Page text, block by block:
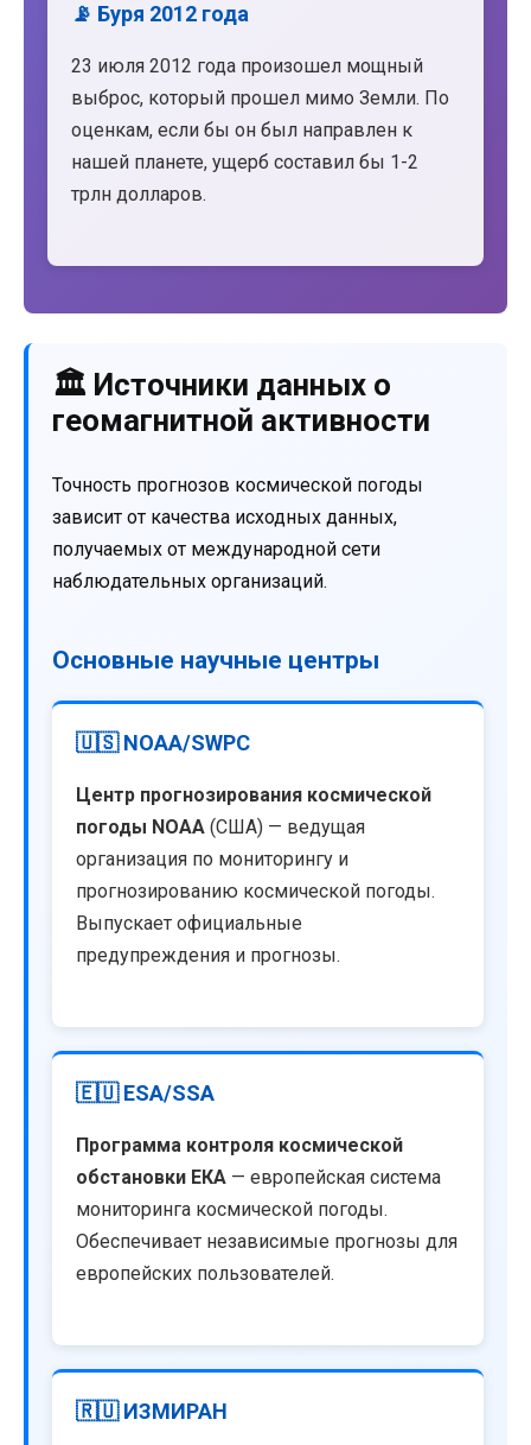
📡 Буря 2012 года
23 июля 2012 года произошел мощный
выброс, который прошел мимо Земли. По
оценкам, если бы он был направлен к
нашей планете, ущерб составил бы 1-2
трлн долларов.
🏛️ Источники данных о
геомагнитной активности
Точность прогнозов космической погоды
зависит от качества исходных данных,
получаемых от международной сети
наблюдательных организаций.
Основные научные центры
🇺🇸 NOAA/SWPC
Центр прогнозирования космической
погоды NOAA (США) — ведущая
организация по мониторингу и
прогнозированию космической погоды.
Выпускает официальные
предупреждения и прогнозы.
🇪🇺 ESA/SSA
Программа контроля космической
обстановки ЕКА — европейская система
мониторинга космической погоды.
Обеспечивает независимые прогнозы для
европейских пользователей.
🇷🇺 ИЗМИРАН